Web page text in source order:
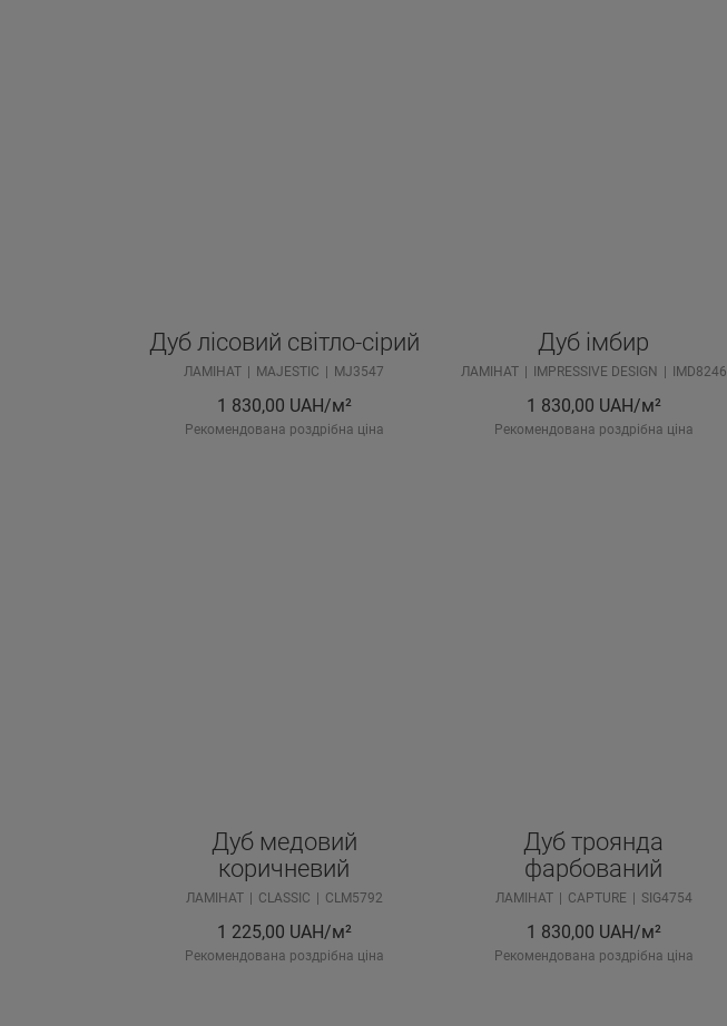
Дуб лісовий світло-сірий
ЛАМІНАТ MAJESTIC MJ3547
1 830,00 UAH/м²
Рекомендована роздрібна ціна
Дуб імбир
ЛАМІНАТ IMPRESSIVE DESIGN IMD8246
1 830,00 UAH/м²
Рекомендована роздрібна ціна
Дуб медовий
коричневий
ЛАМІНАТ CLASSIC CLM5792
1 225,00 UAH/м²
Рекомендована роздрібна ціна
Дуб троянда
фарбований
ЛАМІНАТ CAPTURE SIG4754
1 830,00 UAH/м²
Рекомендована роздрібна ціна